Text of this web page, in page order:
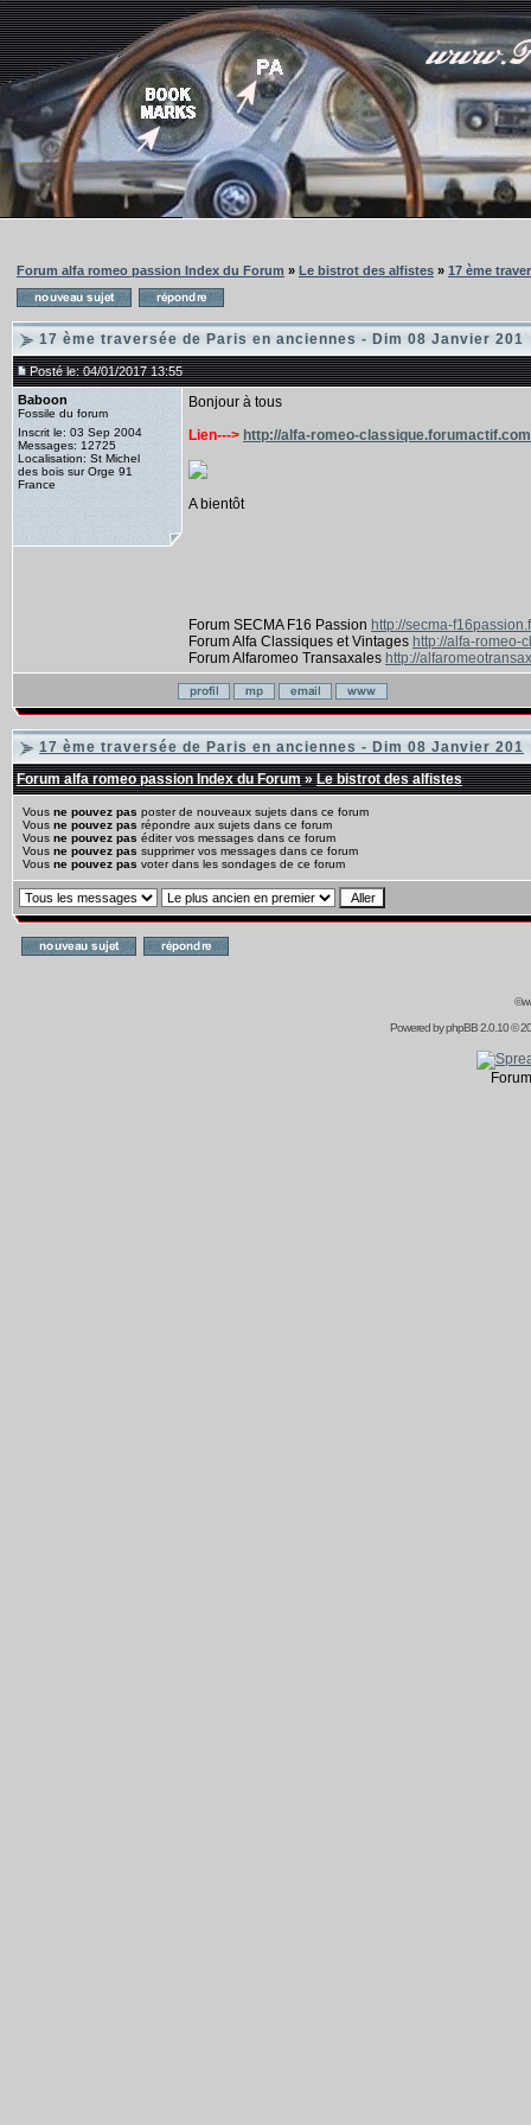
Forum alfa romeo passion Index du Forum » Le bistrot des alfistes » 17 ème
17 ème traversée de Paris en anciennes - Dim 08 Janvier 201
Posté le: 04/01/2017 13:55
Baboon
Fossile du forum
Inscrit le: 03 Sep 2004
Messages: 12725
Localisation: St Michel
des bois sur Orge 91
France
Bonjour à tous
Lien---> http://alfa-romeo-
A bientôt
Forum SECMA F16 Passion http://secma-
Forum Alfa Classiques et Vintages http://alfa-romeo-
Forum Alfaromeo Transaxales http://
17 ème traversée de Paris en anciennes - Dim 08 Janvier 201
Forum alfa romeo passion Index du Forum»Le bistrot des alfistes
Vous ne pouvez pas poster de nouveaux sujets dans ce forum
Vous ne pouvez pas répondre aux sujets dans ce forum
Vous ne pouvez pas éditer vos messages dans ce forum
Vous ne pouvez pas supprimer vos messages dans ce forum
Vous ne pouvez pas voter dans les sondages de ce forum
Powered byphpBB2.0.10 ©